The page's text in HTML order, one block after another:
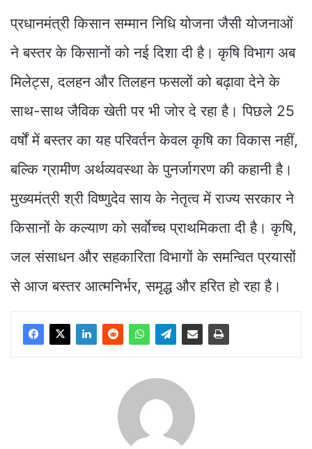
प्रधानमंत्री किसान सम्मान निधि योजना जैसी योजनाओं
ने बस्तर के किसानों को नई दिशा दी है। कृषि विभाग अब
मिलेट्स, दलहन और तिलहन फसलों को बढ़ावा देने के
साथ-साथ जैविक खेती पर भी जोर दे रहा है। पिछले 25
वर्षों में बस्तर का यह परिवर्तन केवल कृषि का विकास नहीं,
बल्कि ग्रामीण अर्थव्यवस्था के पुनर्जागरण की कहानी है।
मुख्यमंत्री श्री विष्णुदेव साय के नेतृत्व में राज्य सरकार ने
किसानों के कल्याण को सर्वाेच्च प्राथमिकता दी है। कृषि,
जल संसाधन और सहकारिता विभागों के समन्वित प्रयासों
से आज बस्तर आत्मनिर्भर, समृद्ध और हरित हो रहा है।